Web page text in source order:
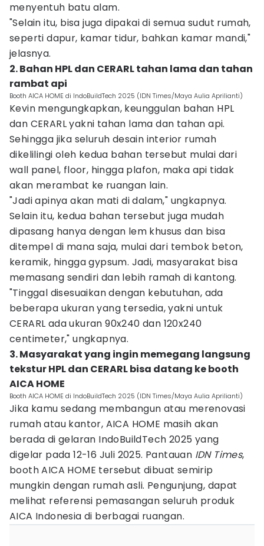
menyentuh batu alam.
"Selain itu, bisa juga dipakai di semua sudut rumah,
seperti dapur, kamar tidur, bahkan kamar mandi,"
jelasnya.
2. Bahan HPL dan CERARL tahan lama dan tahan
rambat api
Booth AICA HOME di IndoBuildTech 2025 (IDN Times/Maya Aulia Aprilianti)
Kevin mengungkapkan, keunggulan bahan HPL
dan CERARL yakni tahan lama dan tahan api.
Sehingga jika seluruh desain interior rumah
dikelilingi oleh kedua bahan tersebut mulai dari
wall panel, floor, hingga plafon, maka api tidak
akan merambat ke ruangan lain.
"Jadi apinya akan mati di dalam," ungkapnya.
Selain itu, kedua bahan tersebut juga mudah
dipasang hanya dengan lem khusus dan bisa
ditempel di mana saja, mulai dari tembok beton,
keramik, hingga gypsum. Jadi, masyarakat bisa
memasang sendiri dan lebih ramah di kantong.
"Tinggal disesuaikan dengan kebutuhan, ada
beberapa ukuran yang tersedia, yakni untuk
CERARL ada ukuran 90x240 dan 120x240
centimeter," ungkapnya.
3. Masyarakat yang ingin memegang langsung
tekstur HPL dan CERARL bisa datang ke booth
AICA HOME
Booth AICA HOME di IndoBuildTech 2025 (IDN Times/Maya Aulia Aprilianti)
Jika kamu sedang membangun atau merenovasi
rumah atau kantor, AICA HOME masih akan
berada di gelaran IndoBuildTech 2025 yang
digelar pada 12-16 Juli 2025. Pantauan IDN Times,
booth AICA HOME tersebut dibuat semirip
mungkin dengan rumah asli. Pengunjung, dapat
melihat referensi pemasangan seluruh produk
AICA Indonesia di berbagai ruangan.